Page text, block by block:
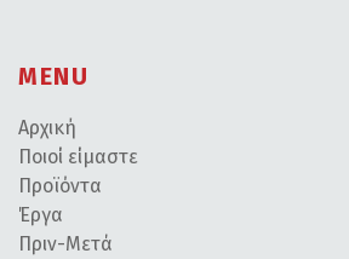
MENU
Αρχική
Ποιοί είμαστε
Προϊόντα
Έργα
Πριν-Μετά